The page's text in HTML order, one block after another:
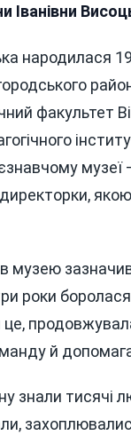
Іванівни
народилася
факультет
музеї
директорки,
музею
роки
й
знали тисячі